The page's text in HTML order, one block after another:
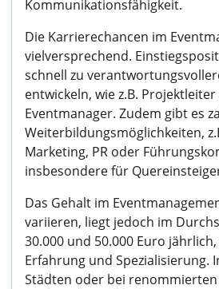
Kommunikationsfähigkeit.
Die Karrierechancen im
vielversprechend.
schnell zu
entwickeln, wie z.B.
Eventmanager. Zudem gibt es
Weiterbildungsmöglichkeiten,
Marketing, PR oder
insbesondere für
Das Gehalt im
variieren, liegt jedoch im
30.000 und 50.000 Euro
Erfahrung und Spezialisierung.
Städten oder bei